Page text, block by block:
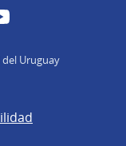
YouTube
Uruguay